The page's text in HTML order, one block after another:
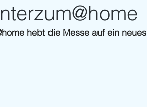
hebt die Messe auf ein neues